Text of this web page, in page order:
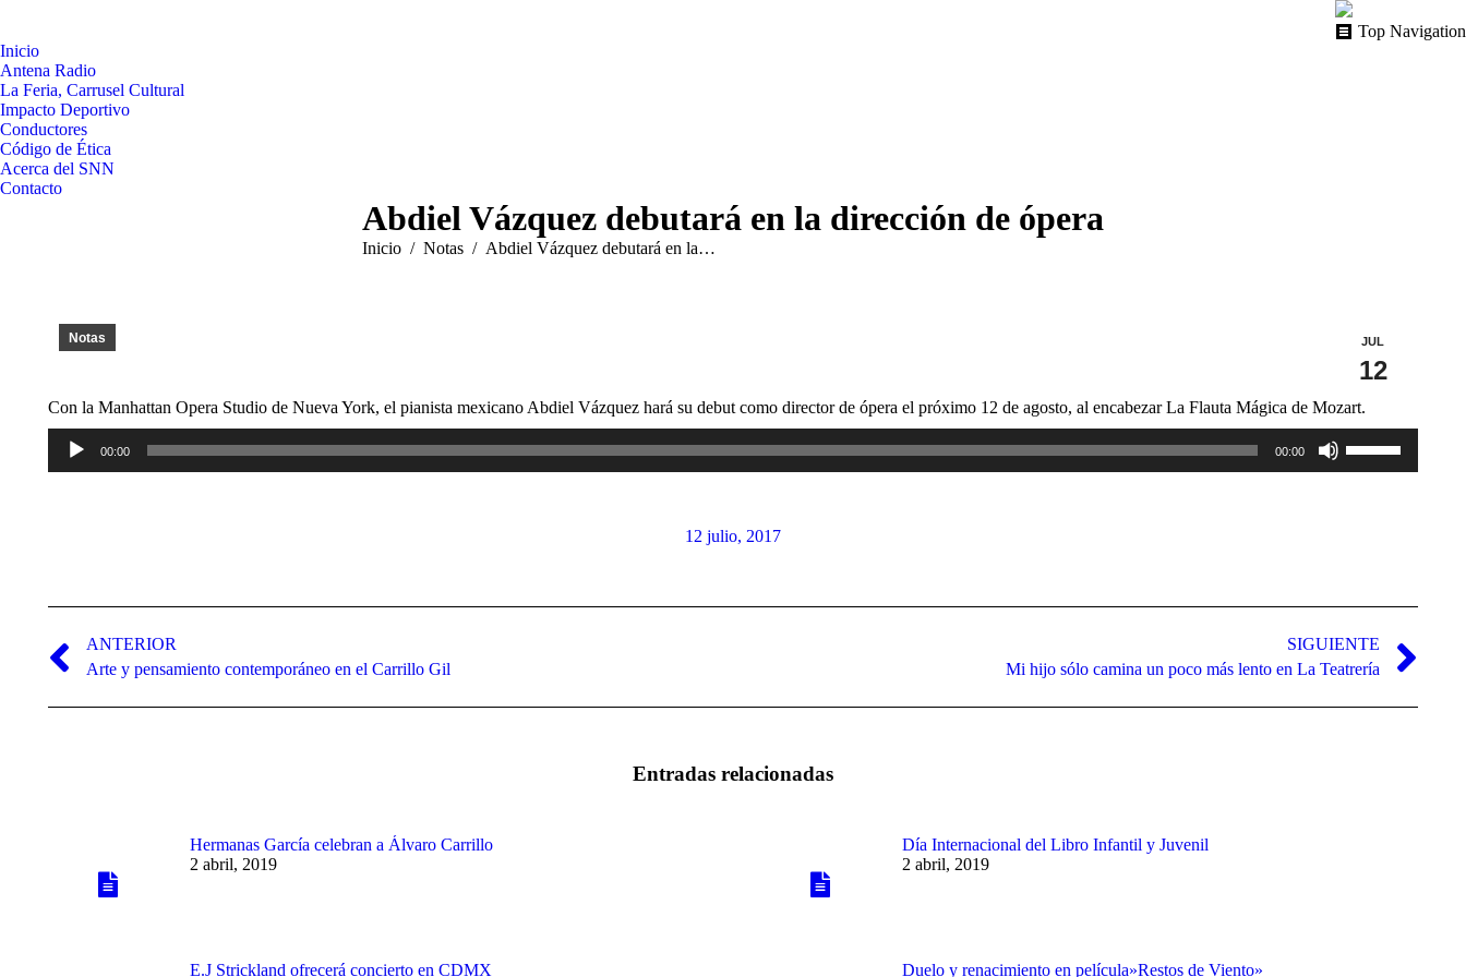
Top Navigation
Inicio
Antena Radio
La Feria, Carrusel Cultural
Impacto Deportivo
Conductores
Código de Ética
Acerca del SNN
Contacto
Abdiel Vázquez debutará en la dirección de ópera
Estás aquí:
Inicio Notas Abdiel Vázquez debutará en la…
JUL
12
Notas
Con la Manhattan Opera Studio de Nueva York, el pianista mexicano Abdiel Vázquez hará su debut como director de ópera el próximo 12 de agosto, al encabezar La Flauta Mágica de Mozart.
Reproductor
audio
00:00 00:00
las
teclas
disminuir
volumen.
12 julio, 2017
entre
publicaciones
ANTERIOR
Publicación
anterior:
Arte y pensamiento contemporáneo en el Carrillo Gil
SIGUIENTE
Mi hijo sólo camina un poco más lento en La Teatrería
Entradas relacionadas
Hermanas García celebran a Álvaro Carrillo
2 abril, 2019
Día Internacional del Libro Infantil y Juvenil
2 abril, 2019
E.J Strickland ofrecerá concierto en CDMX Duelo y renacimiento en película»Restos de Viento»